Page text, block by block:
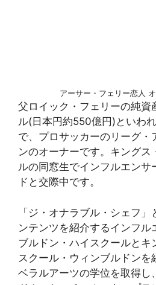
アーサー・フェリー恋人
父ロイック・フェリーの純
ル(日本円約550億円)といわ
で、プロサッカーのリーグ・
ンのオーナーです。キングス
ルの同窓生でインフルエンサ
ドと交際中です。
「ジ・オナラブル・シェフ
ンテンツを紹介するインフル
ブルドン・ハイスクールとキ
スクール・ウィンブルドンを
ベラルアーツの学位を取得し